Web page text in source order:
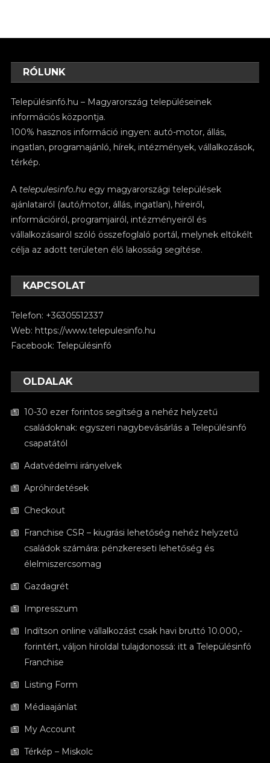
RÓLUNK
Településinfó.hu – Magyarország településeinek
információs központja.
100% hasznos információ ingyen: autó-motor, állás,
ingatlan, programajánló, hírek, intézmények, vállalkozások,
térkép.
A telepulesinfo.hu egy magyarországi települések
ajánlatairól (autó/motor, állás, ingatlan), híreiről,
információiról, programjairól, intézményeiről és
vállalkozásairól szóló összefoglaló portál, melynek eltökélt
célja az adott területen élő lakosság segítése.
KAPCSOLAT
Telefon: +36305512337
Web: https://www.telepulesinfo.hu
Facebook:Településinfó
OLDALAK
10-30 ezer forintos segítség a nehéz helyzetű
családoknak: egyszeri nagybevásárlás a Településinfó
csapatától
Adatvédelmi irányelvek
Apróhirdetések
Checkout
Franchise CSR – kiugrási lehetőség nehéz helyzetű
családok számára: pénzkereseti lehetőség és
élelmiszercsomag
Gazdagrét
Impresszum
Indítson online vállalkozást csak havi bruttó 10.000,-
forintért, váljon híroldal tulajdonossá: itt a Településinfó
Franchise
Listing Form
Médiaajánlat
My Account
Térkép – Miskolc